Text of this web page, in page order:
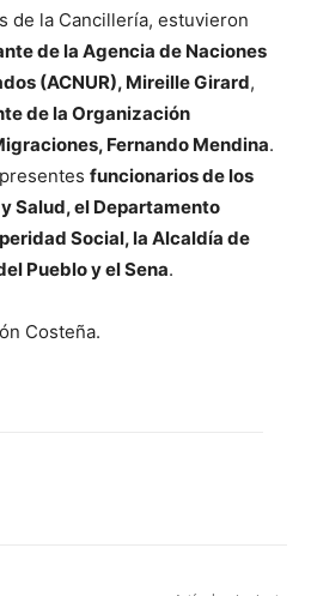
de la Cancillería, estuvieron
de la Agencia de Naciones
(ACNUR), Mireille Girard,
de la Organización
Fernando Mendina.
funcionarios de los
Salud, el Departamento
Social, la Alcaldía de
Pueblo y el Sena.
Costeña.